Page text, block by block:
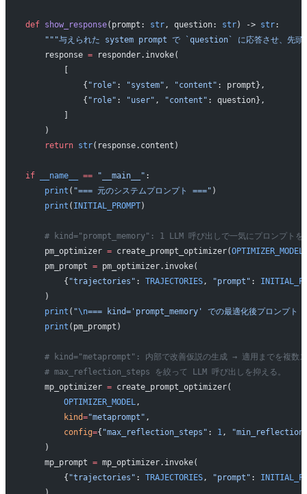
def show_response(prompt: str, question: str) -> str:
"""与えられた system prompt で `question` に応答させ、先頭
    response
= responder.invoke(
        [
            {
"role" : "system" , "content" : prompt},
            {
"role" : "user" , "content" : question},
        ]
    )
    return
str(response.content)
if __name__ == "__main__" :
    print
( "=== 元のシステムプロンプト ===" )
    print
( INITIAL_PROMPT)
# kind="prompt_memory": 1 LLM 呼び出しで一気にプロンプトを
    pm_optimizer
= create_prompt_optimizer(OPTIMIZER_MODEL
    pm_prompt
= pm_optimizer.invoke(
        {
"trajectories" : TRAJECTORIES, "prompt" :
    )
    print
( "\n=== kind='prompt_memory' での最適化後プロンプト
    print
(pm_prompt)
# kind="metaprompt": 内部で改善仮説の生成 → 適用までを複数ス
    # max_reflection_steps を絞って LLM 呼び出しを抑える。
    mp_optimizer
= create_prompt_optimizer(
        OPTIMIZER_MODEL
,
        kind
="metaprompt" ,
        config
={ "max_reflection_steps" : 1 ,
    )
    mp_prompt
= mp_optimizer.invoke(
        {
"trajectories" : TRAJECTORIES, "prompt" :